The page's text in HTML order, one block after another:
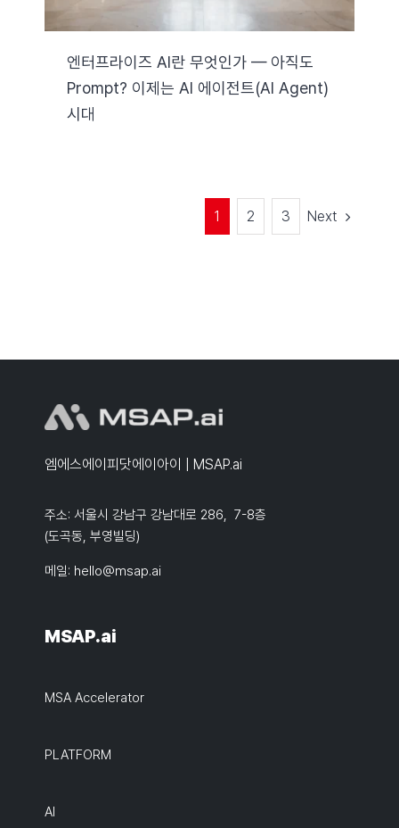
엔터프라이즈 AI란 무엇인가 — 아직도
Prompt? 이제는 AI 에이전트(AI Agent)
시대
1 2 3 Next
엠에스에이피닷에이아이 | MSAP.ai
주소: 서울시 강남구 강남대로 286, 7-8층
(도곡동, 부영빌딩)
메일: hello@msap.ai
MSAP.ai
MSA Accelerator
PLATFORM
AI